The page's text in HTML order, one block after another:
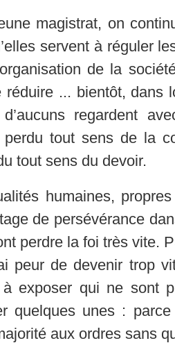
magistrat, on
servent à réguler
de la
réduire ... bientôt, dans
regardent
perdu tout sens de la
tout sens du devoir.
humaines,
de persévérance
perdre la foi très vite.
peur de devenir trop
exposer qui ne sont
quelques unes :
aux ordres sans